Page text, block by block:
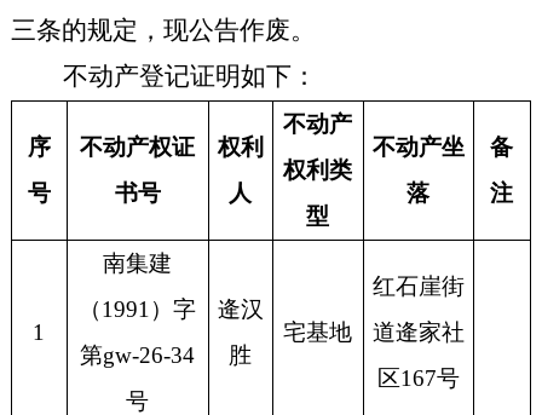
三条的规定，现公告作废。
不动产登记证明如下：
序
号
不动产权证
书号
权利
人
不动产
权利类
型
不动产坐
落
备
注
1
南集建
（1991）字
第gw-26-34
号
逄汉
胜
宅基地
红石崖街
道逄家社
区167号